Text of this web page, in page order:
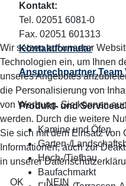
Kontakt:
Tel. 02051 6081-0
Fax. 02051 601313
Kontaktformular
Ansprechpartner Team
Produkt- und
Kamine und Öfen
Garten-/
Hoch-/Tiefbau
Baufachmarkt
Wir setzen auf unserer
Technologien ein, um Ihnen
unseres Angebotes
die Personalisierung von
von Werbung. Sie können
werden. Durch die weitere
Sie sich mit dem Einsatz von
Informationen, auch zur
in unserer
OK NEIN